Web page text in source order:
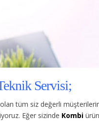
Servisi;
tüm siz değerli
Eğer sizinde Kombi